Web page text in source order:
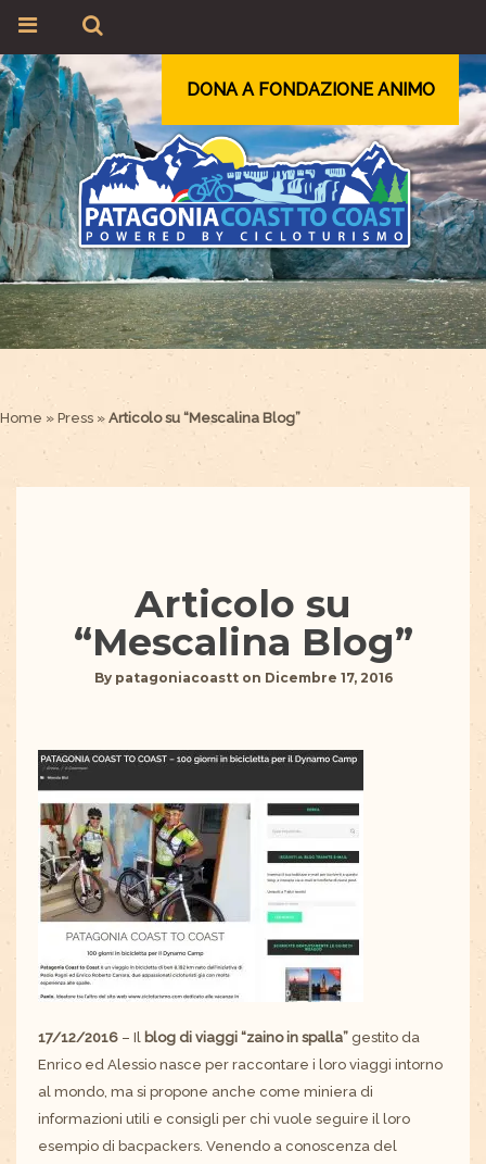
DONA A FONDAZIONE ANIMO
Home » Press » Articolo su “Mescalina Blog”
Articolo su
“Mescalina Blog”
By patagoniacoastt on Dicembre 17, 2016
17/12/2016 – Il blog di viaggi “zaino in spalla” gestito da
Enrico ed Alessio nasce per raccontare i loro viaggi intorno
al mondo, ma si propone anche come miniera di
informazioni utili e consigli per chi vuole seguire il loro
esempio di bacpackers. Venendo a conoscenza del